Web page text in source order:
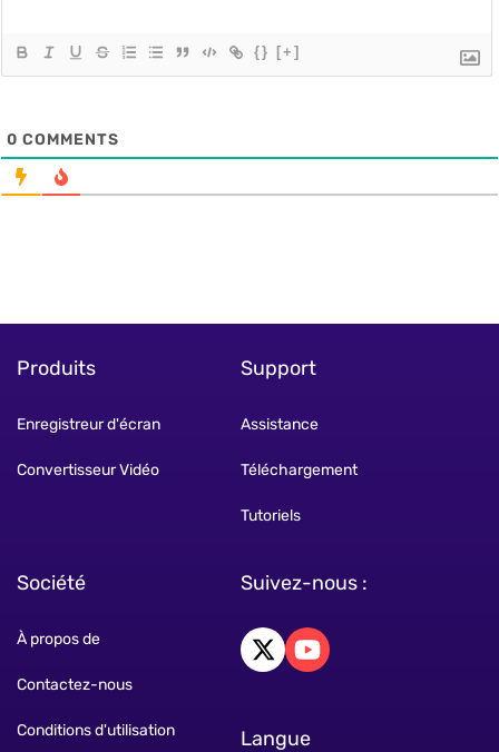
{} [+]
0 COMMENTS
Produits
Enregistreur d'écran
Convertisseur Vidéo
Support
Assistance
Téléchargement
Tutoriels
Société
À propos de
Contactez-nous
Conditions d'utilisation
Suivez-nous :
Langue